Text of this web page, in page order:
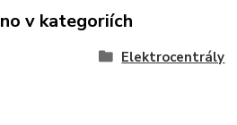
v kategoriích
Elektrocentrály